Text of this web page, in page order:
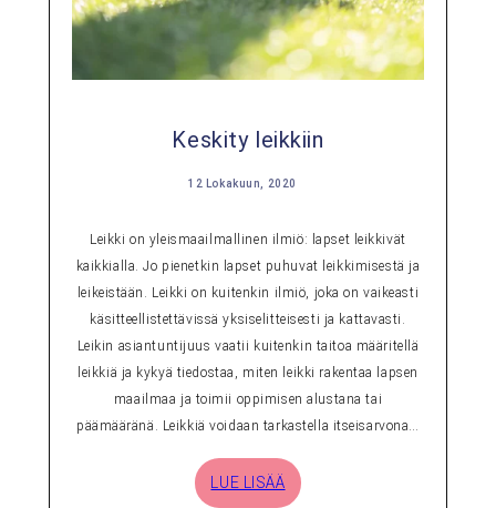
Keskity leikkiin
12 Lokakuun, 2020
Leikki on yleismaailmallinen ilmiö: lapset leikkivät
kaikkialla. Jo pienetkin lapset puhuvat leikkimisestä ja
leikeistään. Leikki on kuitenkin ilmiö, joka on vaikeasti
käsitteellistettävissä yksiselitteisesti ja kattavasti.
Leikin asiantuntijuus vaatii kuitenkin taitoa määritellä
leikkiä ja kykyä tiedostaa, miten leikki rakentaa lapsen
maailmaa ja toimii oppimisen alustana tai
päämääränä. Leikkiä voidaan tarkastella itseisarvona…
LUE LISÄÄ